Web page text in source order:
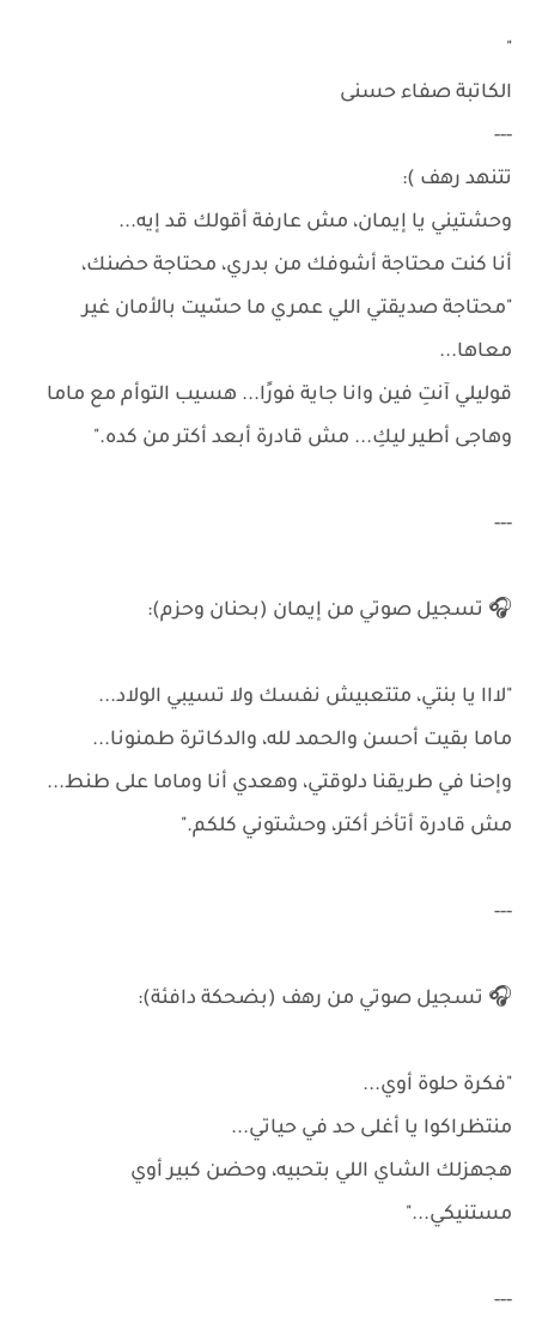
"
الكاتبة صفاء حسنى
---
تتنهد رهف ):
وحشتيني يا إيمان، مش عارفة أقولك قد إيه...
أنا كنت محتاجة أشوفك من بدري، محتاجة حضنك،
"محتاجة صديقتي اللي عمري ما حسّيت بالأمان غير
معاها...
قوليلي آنتِ فين وانا جاية فورًا... هسيب التوأم مع ماما
وهاجى أطير ليكِ... مش قادرة أبعد أكتر من كده."
---
🎧 تسجيل صوتي من إيمان (بحنان وحزم):
"لااا يا بنتي، متتعبيش نفسك ولا تسيبي الولاد...
ماما بقيت أحسن والحمد لله، والدكاترة طمنونا...
وإحنا في طريقنا دلوقتي، وهعدي أنا وماما على طنط...
مش قادرة أتأخر أكتر، وحشتوني كلكم."
---
🎧 تسجيل صوتي من رهف (بضحكة دافئة):
"فكرة حلوة أوي...
منتظراكوا يا أغلى حد في حياتي...
هجهزلك الشاي اللي بتحبيه، وحضن كبير أوي
مستنيكي..."
---